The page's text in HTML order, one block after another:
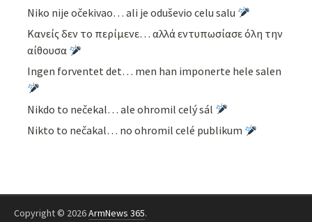
Niko nije očekivao… ali je oduševio celu salu
Κανείς δεν το περίμενε… αλλά εντυπωσίασε όλη την
αίθουσα
Ingen forventet det… men han imponerte hele salen
Nikdo to nečekal… ale ohromil celý sál
Nikto to nečakal… no ohromil celé publikum
Copyright © 2026ArmNews 365.